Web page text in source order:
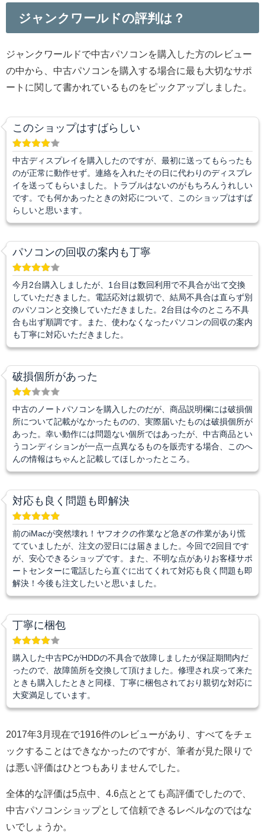
ジャンクワールドの評判は？
ジャンクワールドで中古パソコンを購入した方のレビュー
の中から、中古パソコンを購入する場合に最も大切なサポ
ートに関して書かれているものをピックアップしました。
このショップはすばらしい
中古ディスプレイを購入したのですが、最初に送ってもらったも
のが正常に動作せず。連絡を入れたその日に代わりのディスプレ
イを送ってもらいました。トラブルはないのがもちろんうれしい
です。でも何かあったときの対応について、このショップはすば
らしいと思います。
パソコンの回収の案内も丁寧
今月2台購入しましたが、1台目は数回利用で不具合が出て交換
していただきました。電話応対は親切で、結局不具合は直らず別
のパソコンと交換していただきました。2台目は今のところ不具
合も出ず順調です。また、使わなくなったパソコンの回収の案内
も丁寧に対応いただきました。
破損個所があった
中古のノートパソコンを購入したのだが、商品説明欄には破損個
所について記載がなかったものの、実際届いたものは破損個所が
あった。幸い動作には問題ない個所ではあったが、中古商品とい
うコンディションが一点一点異なるものを販売する場合、このへ
んの情報はちゃんと記載してほしかったところ。
対応も良く問題も即解決
前のiMacが突然壊れ！ヤフオクの作業など急ぎの作業があり慌
てていましたが、注文の翌日には届きました。今回で2回目です
が、安心できるショップです。また、不明な点がありお客様サポ
ートセンターに電話したら直ぐに出てくれて対応も良く問題も即
解決！今後も注文したいと思いました。
丁寧に梱包
購入した中古PCがHDDの不具合で故障しましたが保証期間内だ
ったので、故障箇所を交換して頂けました。修理され戻って来た
ときも購入したときと同様、丁寧に梱包されており親切な対応に
大変満足しています。
2017年3月現在で1916件のレビューがあり、すべてをチェ
ックすることはできなかったのですが、筆者が見た限りで
は悪い評価はひとつもありませんでした。
全体的な評価は5点中、4.6点ととても高評価でしたので、
中古パソコンショップとして信頼できるレベルなのではな
いでしょうか。